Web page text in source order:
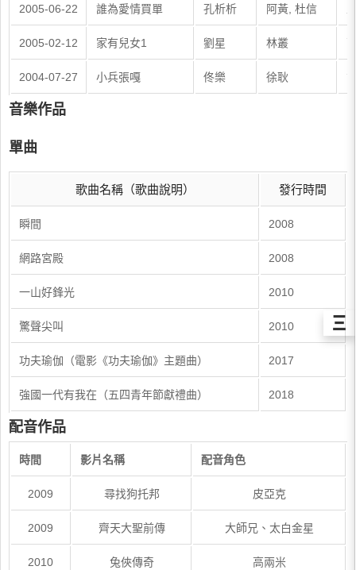
2005-06-22 誰為愛情買單 孔析析 阿黃, 杜信
2005-02-12 家有兒女1 劉星 林叢
2004-07-27 小兵張嘎 佟樂 徐耿
音樂作品
單曲
歌曲名稱（歌曲說明） 發行時間
瞬間 2008
網路宮殿 2008
一山好鋒光 2010
驚聲尖叫 2010
功夫瑜伽（電影《功夫瑜伽》主題曲） 2017
強國一代有我在（五四青年節獻禮曲） 2018
配音作品
時間 影片名稱 配音角色
2009 尋找狗托邦 皮亞克
2009 齊天大聖前傳 大師兄、太白金星
2010 兔俠傳奇 高兩米
Ξ